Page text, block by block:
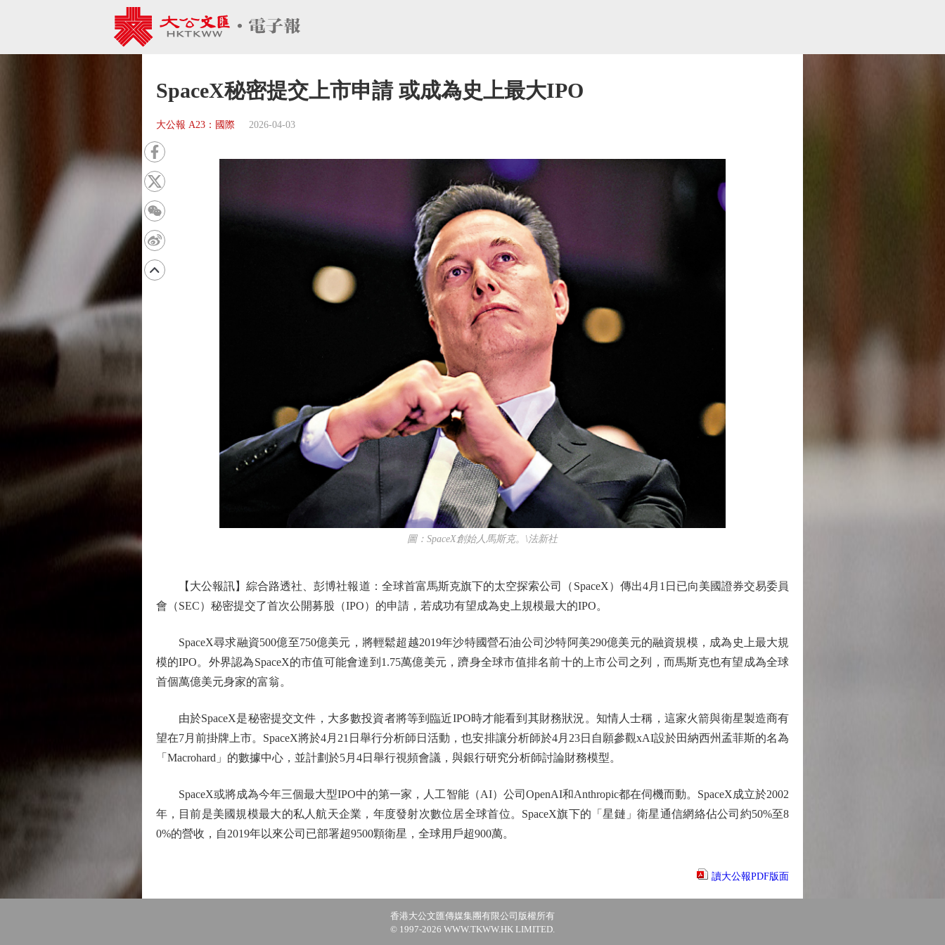
SpaceX秘密提交上市申請 或成為史上最大IPO
大公報 A23：國際 2026-04-03
圖：SpaceX創始人馬斯克。\法新社
【大公報訊】綜合路透社、彭博社報道：全球首富馬斯克旗下的太空探索公司（SpaceX）傳出4月1日已向美國證券交易委員
會（SEC）秘密提交了首次公開募股（IPO）的申請，若成功有望成為史上規模最大的IPO。
SpaceX尋求融資500億至750億美元，將輕鬆超越2019年沙特國營石油公司沙特阿美290億美元的融資規模，成為史上最大規
模的IPO。外界認為SpaceX的市值可能會達到1.75萬億美元，躋身全球市值排名前十的上市公司之列，而馬斯克也有望成為全球
首個萬億美元身家的富翁。
由於SpaceX是秘密提交文件，大多數投資者將等到臨近IPO時才能看到其財務狀況。知情人士稱，這家火箭與衛星製造商有
望在7月前掛牌上市。SpaceX將於4月21日舉行分析師日活動，也安排讓分析師於4月23日自願參觀xAI設於田納西州孟菲斯的名為
「Macrohard」的數據中心，並計劃於5月4日舉行視頻會議，與銀行研究分析師討論財務模型。
SpaceX或將成為今年三個最大型IPO中的第一家，人工智能（AI）公司OpenAI和Anthropic都在伺機而動。SpaceX成立於2002
年，目前是美國規模最大的私人航天企業，年度發射次數位居全球首位。SpaceX旗下的「星鏈」衛星通信網絡佔公司約50%至8
0%的營收，自2019年以來公司已部署超9500顆衛星，全球用戶超900萬。
讀大公報PDF版面
香港大公文匯傳媒集團有限公司版權所有
© 1997-2026 WWW.TKWW.HK LIMITED.